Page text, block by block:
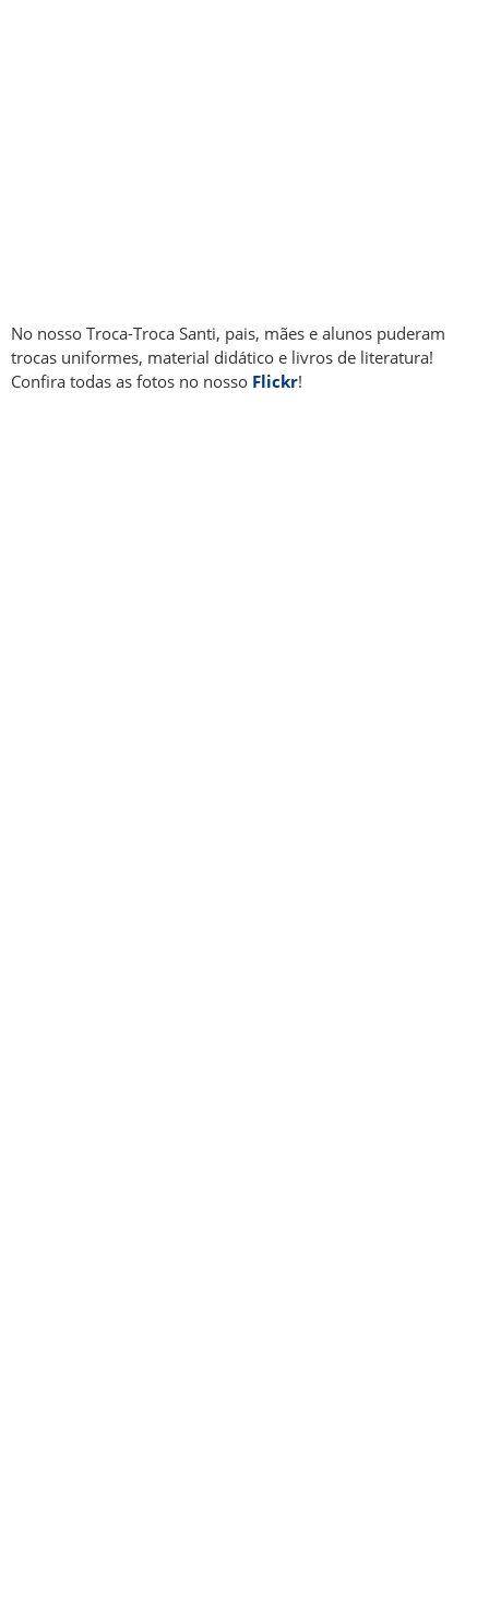
No nosso Troca-Troca Santi, pais, mães e alunos puderam
trocas uniformes, material didático e livros de literatura!
Confira todas as fotos no nosso Flickr!